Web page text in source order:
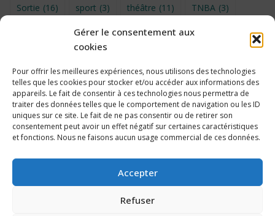
Gérer le consentement aux
cookies
Pour offrir les meilleures expériences, nous utilisons des technologies
telles que les cookies pour stocker et/ou accéder aux informations des
appareils. Le fait de consentir à ces technologies nous permettra de
traiter des données telles que le comportement de navigation ou les ID
uniques sur ce site. Le fait de ne pas consentir ou de retirer son
consentement peut avoir un effet négatif sur certaines caractéristiques
et fonctions. Nous ne faisons aucun usage commercial de ces données.
Accepter
Refuser
Sortie (16) sport (3) théâtre (11) TNBA (3)
UNSS (9) upe2a (7) vidéo
Voyage en provence 2026
Voyage à Bruxelles 2024 (4) Wahid Chakib (4)
éco-délégués (7)
Politique de cookies